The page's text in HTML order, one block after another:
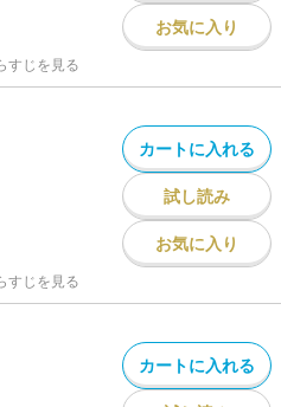
お気に入り
すじを見る
カートに入れる
試し読み
お気に入り
すじを見る
カートに入れる